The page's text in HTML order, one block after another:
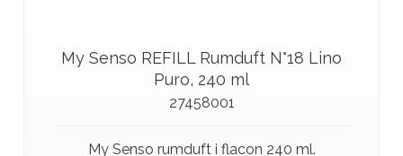
My Senso REFILL Rumduft N°18 Lino
Puro, 240 ml
27458001
My Senso rumduft i flacon 240 ml.